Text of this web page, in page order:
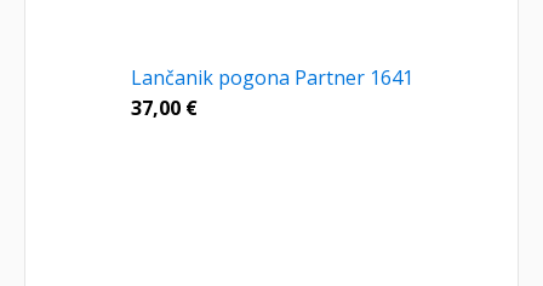
Lančanik pogona Partner 1641
37,00 €